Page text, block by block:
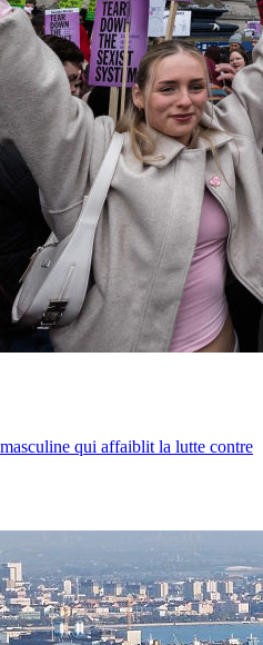
qui affaiblit la lutte contre